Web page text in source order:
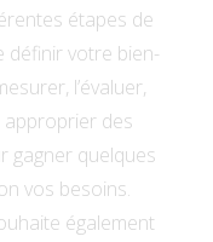
étapes de
définir votre bien-
l’évaluer,
des
gagner quelques
vos besoins.
également